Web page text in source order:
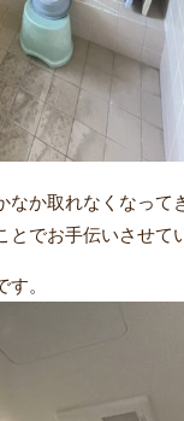
なか取れなくなっ
とでお手伝いさせて
。